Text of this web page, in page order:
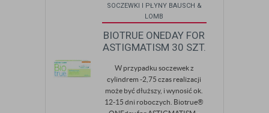
SOCZEWKI I PŁYNY BAUSCH &
LOMB
BIOTRUE ONEDAY FOR
ASTIGMATISM 30 SZT.
W przypadku soczewek z
cylindrem -2,75 czas realizacji
może być dłuższy, i wynosić ok.
12-15 dni roboczych. Biotrue®